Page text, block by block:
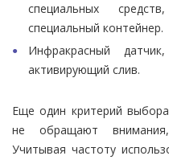
специальных
специальный контейнер.
Инфракрасный
активирующий слив.
Еще один критерий
не обращают
Учитывая частоту